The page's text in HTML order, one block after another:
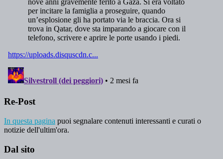
Re-Post
In questa pagina puoi segnalare contenuti interessanti e curati o
notizie dell'ultim'ora.
Dal sito